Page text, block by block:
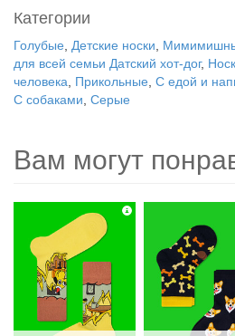
Категории
Голубые Детские носки
для всей семьи Датский хот-дог,
человека
Прикольные С едой и
С собаками Серые
Вам могут